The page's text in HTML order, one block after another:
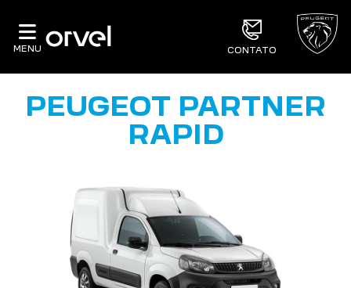
MENU CONTATO
PEUGEOT PARTNER
RAPID